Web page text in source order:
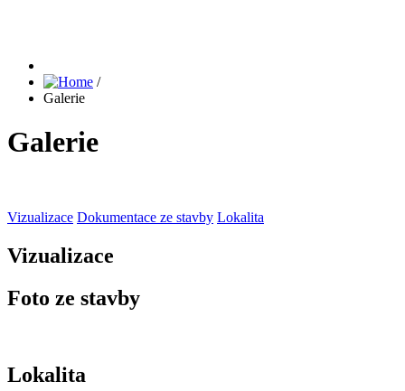
/
Galerie
Galerie
Vizualizace Dokumentace ze stavby Lokalita
Vizualizace
Foto ze stavby
Lokalita